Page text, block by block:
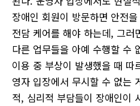
장애인 회원이 방문하면 안전
전담 케어를 해야 하는데, 그러
다른 업무들을 아예 수행할 수
이용 중 부상이 발생했을 때 따
영자 입장에서 무시할 수 없는
적, 심리적 부담들이 장애인이